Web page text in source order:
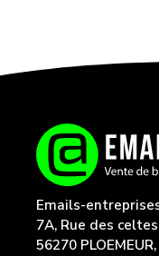
Emails-
7A, Rue des
56270 PLOEMEUR,